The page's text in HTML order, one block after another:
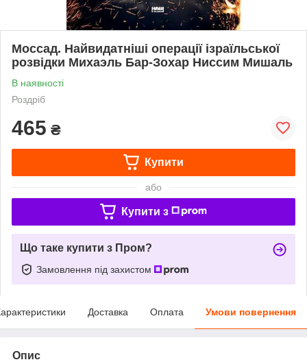
Моссад. Найвидатніші операції ізраїльської
розвідки Михаэль Бар-Зохар Ниссим Мишаль
В наявності
Роздріб
465 ₴
Купити
або
Купити з
Що таке купити з Пром?
Замовлення під захистом
Доставка Оплата Умови повернення
Опис